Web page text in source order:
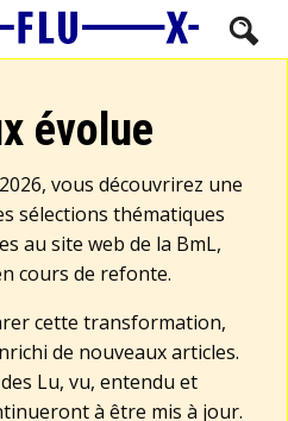
évolue
vous découvrirez une
sélections thématiques
au site web de la BmL,
cours de refonte.
cette transformation,
de nouveaux articles.
Lu, vu, entendu et
à être mis à jour.